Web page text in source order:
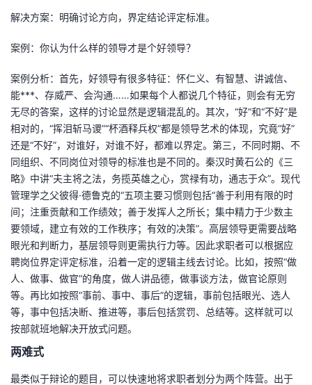
解决方案：明确讨论方向，界定结论评定标准。
案例：你认为什么样的领导才是个好领导？
案例分析：首先，好领导有很多特征：怀仁义、有智慧、讲诚信、
能***、存威严、会沟通……如果每个人都说几个特征，则会有无穷
无尽的答案，这样的讨论显然是逻辑混乱的。其次，“好”和“不好”是
相对的，“挥泪斩马谡”“杯酒释兵权”都是领导艺术的体现，究竟“好”
还是“不好”，对谁好，对谁不好，都难以界定。第三，不同时期、不
同组织、不同岗位对领导的标准也是不同的。秦汉时黄石公的《三
略》中讲“夫主将之法，务揽英雄之心，赏禄有功，通志于众”。现代
管理学之父彼得·德鲁克的“五项主要习惯则包括“善于利用有限的时
间；注重贡献和工作绩效；善于发挥人之所长；集中精力于少数主
要领域，建立有效的工作秩序；有效的决策”。高层领导更需要战略
眼光和判断力，基层领导则更需执行力等。因此求职者可以根据应
聘岗位界定评定标准，沿着一定的逻辑主线去讨论。比如，按照“做
人、做事、做官”的角度，做人讲品德，做事谈方法，做官论原则
等。再比如按照“事前、事中、事后”的逻辑，事前包括眼光、选人
等，事中包括决断、推进等，事后包括赏罚、总结等。这样就可以
按部就班地解决开放式问题。
两难式
最类似于辩论的题目，可以快速地将求职者划分为两个阵营。出于